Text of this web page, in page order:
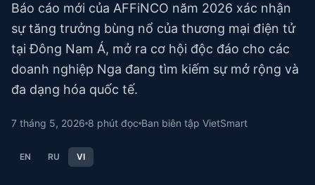
Báo cáo mới của AFFiNCO năm 2026 xác nhận
sự tăng trưởng bùng nổ của thương mại điện tử
tại Đông Nam Á, mở ra cơ hội độc đáo cho các
doanh nghiệp Nga đang tìm kiếm sự mở rộng và
đa dạng hóa quốc tế.
7 tháng 5, 2026 8 phút đọc Ban biên tập VietSmart
EN RU VI